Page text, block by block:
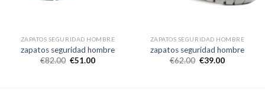
ZAPATOS SEGURIDAD HOMBRE
zapatos seguridad hombre
€82.00 €51.00
ZAPATOS SEGURIDAD HOMBRE
zapatos seguridad hombre
€62.00 €39.00